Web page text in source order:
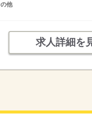
他
求人詳細を